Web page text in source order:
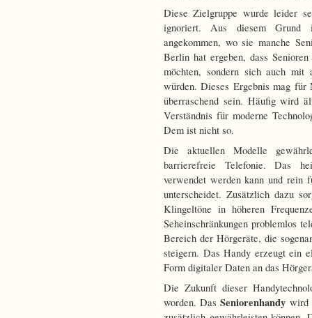
Diese Zielgruppe wurde leider
ignoriert. Aus diesem Grund
angekommen, wo sie manche
Berlin hat ergeben, dass
möchten, sondern sich auch mit
würden. Dieses Ergebnis mag
überraschend sein. Häufig wird
Verständnis für moderne
Dem ist nicht so.
Die aktuellen Modelle
barrierefreie Telefonie. Das
verwendet werden kann und rein
unterscheidet. Zusätzlich dazu
Klingeltöne in höheren
Seheinschränkungen problemlos
Bereich der Hörgeräte, die
steigern. Das Handy erzeugt ein
Form digitaler Daten an das
Die Zukunft dieser
worden. DasSeniorenhandy wird